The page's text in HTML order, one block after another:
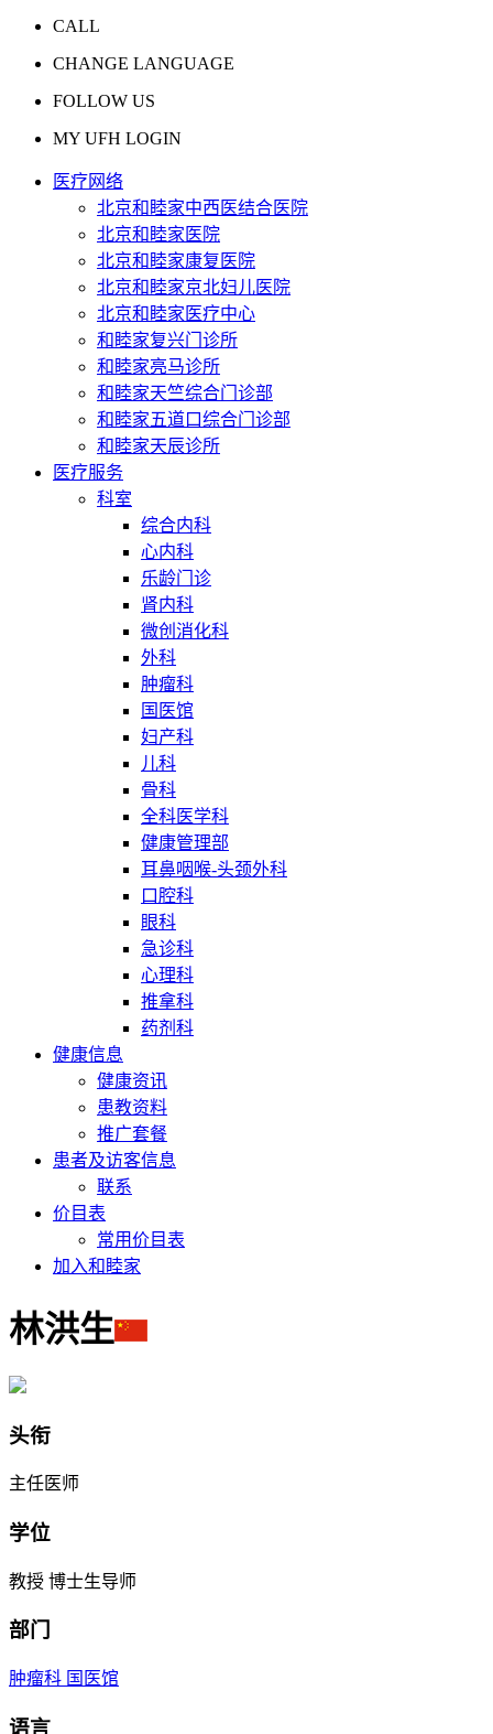
CALL
CHANGE LANGUAGE
FOLLOW US
MY UFH LOGIN
医疗网络
北京和睦家中西医结合医院
北京和睦家医院
北京和睦家康复医院
北京和睦家京北妇儿医院
北京和睦家医疗中心
和睦家复兴门诊所
和睦家亮马诊所
和睦家天竺综合门诊部
和睦家五道口综合门诊部
和睦家天辰诊所
医疗服务
科室
综合内科
心内科
乐龄门诊
肾内科
微创消化科
外科
肿瘤科
国医馆
妇产科
儿科
骨科
全科医学科
健康管理部
耳鼻咽喉-头颈外科
口腔科
眼科
急诊科
心理科
推拿科
药剂科
健康信息
健康资讯
患教资料
推广套餐
患者及访客信息
联系
价目表
常用价目表
加入和睦家
林洪生
头衔
主任医师
学位
教授 博士生导师
部门
肿瘤科 国医馆
语言